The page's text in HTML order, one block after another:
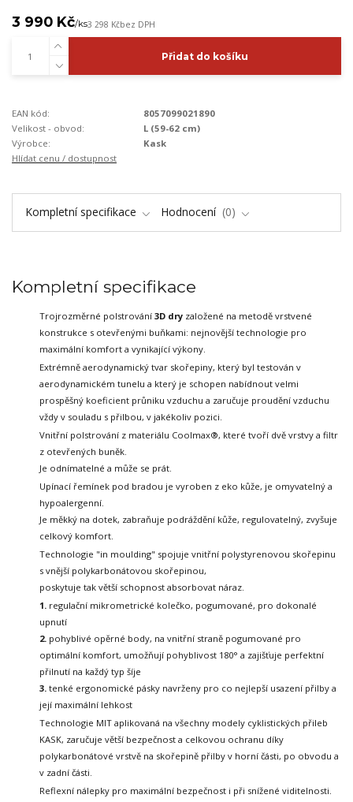
3 990 Kč/ks3 298 Kčbez DPH
Přidat do košíku
EAN kód:
8057099021890
Velikost - obvod:
L (59-62 cm)
Výrobce:
Kask
Hlídat cenu / dostupnost
Kompletní specifikace Hodnocení 0
Kompletní specifikace
Trojrozměrné polstrování 3D dry založené na metodě vrstvené
konstrukce s otevřenými buňkami: nejnovější technologie pro
maximální komfort a vynikající výkony.
Extrémně aerodynamický tvar skořepiny, který byl testován v
aerodynamickém tunelu a který je schopen nabídnout velmi
prospěšný koeficient průniku vzduchu a zaručuje proudění vzduchu
vždy v souladu s přilbou, v jakékoliv pozici.
Vnitřní polstrování z materiálu Coolmax®, které tvoří dvě vrstvy a filtr
z otevřených buněk.
Je odnímatelné a může se prát.
Upínací řemínek pod bradou je vyroben z eko kůže, je omyvatelný a
hypoalergenní.
Je měkký na dotek, zabraňuje podráždění kůže, regulovatelný, zvyšuje
celkový komfort.
Technologie "in moulding" spojuje vnitřní polystyrenovou skořepinu
s vnější polykarbonátovou skořepinou,
poskytuje tak větší schopnost absorbovat náraz.
1. regulační mikrometrické kolečko, pogumované, pro dokonalé
upnutí
2. pohyblivé opěrné body, na vnitřní straně pogumované pro
optimální komfort, umožňují pohyblivost 180° a zajišťuje perfektní
přilnutí na každý typ šíje
3. tenké ergonomické pásky navrženy pro co nejlepší usazení přilby a
její maximální lehkost
Technologie MIT aplikovaná na všechny modely cyklistických přileb
KASK, zaručuje větší bezpečnost a celkovou ochranu díky
polykarbonátové vrstvě na skořepině přilby v horní části, po obvodu a
v zadní části.
Reflexní nálepky pro maximální bezpečnost i při snížené viditelnosti.